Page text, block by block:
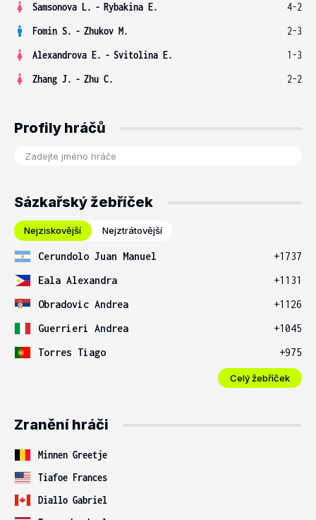
Samsonova L. - Rybakina E.
4-2
Fomin S. - Zhukov M.
2-3
Alexandrova E. - Svitolina E.
1-3
Zhang J. - Zhu C. 2-2
Profily hráčů
Sázkařský žebříček
Nejziskovější Nejztrátovější
Cerundolo Juan Manuel
+1737
Eala Alexandra
+1131
Obradovic Andrea
+1126
Guerrieri Andrea
+1045
Torres Tiago
+975
Celý žebříček
Zranění hráči
Minnen Greetje
Tiafoe Frances
Diallo Gabriel